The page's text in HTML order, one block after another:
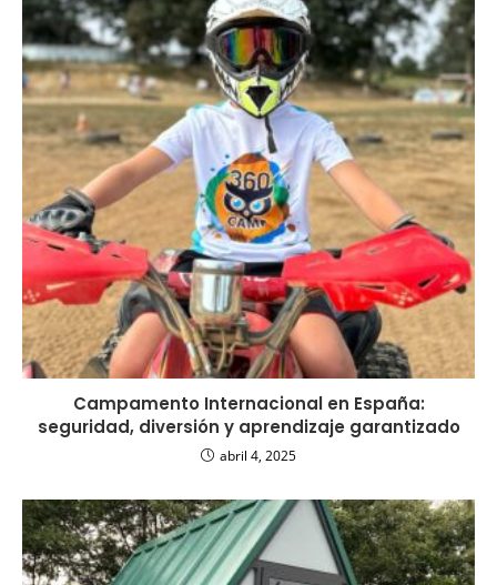
Campamento Internacional en España:
seguridad, diversión y aprendizaje garantizado
abril 4, 2025